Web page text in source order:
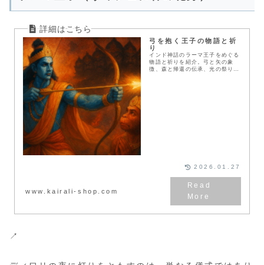
弓を抱く王子の物語と祈
り
インド神話のラーマ王子をめぐる
物語と祈りを紹介。弓と矢の象
徴、森と帰還の伝承、光の祭りと
www.kairali-shop.com
2026.01.27
↗